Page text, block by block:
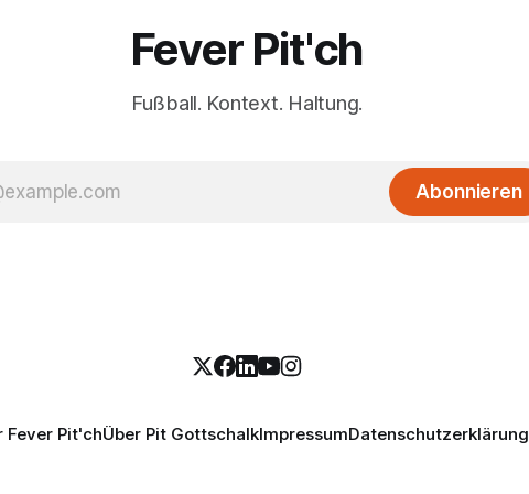
Fever Pit'ch
Fußball. Kontext. Haltung.
Abonnieren
Fever Pit'chÜber Pit GottschalkImpressumDatenschutzerklärung